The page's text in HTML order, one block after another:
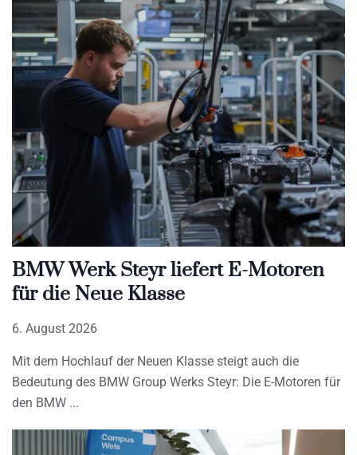
BMW Werk Steyr liefert E-Motoren
für die Neue Klasse
6. August 2026
Mit dem Hochlauf der Neuen Klasse steigt auch die
Bedeutung des BMW Group Werks Steyr: Die E-Motoren für
den BMW